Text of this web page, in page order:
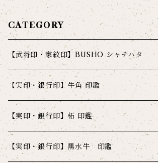
CATEGORY
【武将印・家紋印】BUSHO シャチハタ
シャチハタ 武将印 炭【カーボン】
シャチハタ 武将印 炭【カーボン】ミラーブラック
シャチハタ 武将印 炭【カーボン】マットブラック
シャチハタ 武将印 金【ゴールド】
シャチハタ 武将印 金【ゴールド】クリアゴールド
シャチハタ 武将印 革【レザー】
【実印・銀行印】牛角 印鑑
牛角 10.5ミリ 姓又は名彫刻
牛角 12ミリ 姓又は名彫刻
【実印・銀行印】柘 印鑑
柘 10.5ミリ 姓又は名彫刻
【実印・銀行印】黒水牛 印鑑